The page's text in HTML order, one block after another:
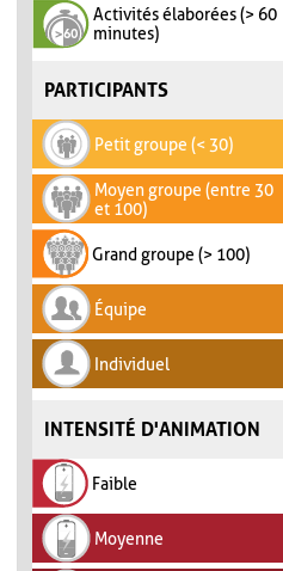
Activités élaborées (> 60
minutes)
PARTICIPANTS
Petit groupe (< 30)
Moyen groupe (entre 30
et 100)
Grand groupe (> 100)
Équipe
Individuel
INTENSITÉ D'ANIMATION
Faible
Moyenne